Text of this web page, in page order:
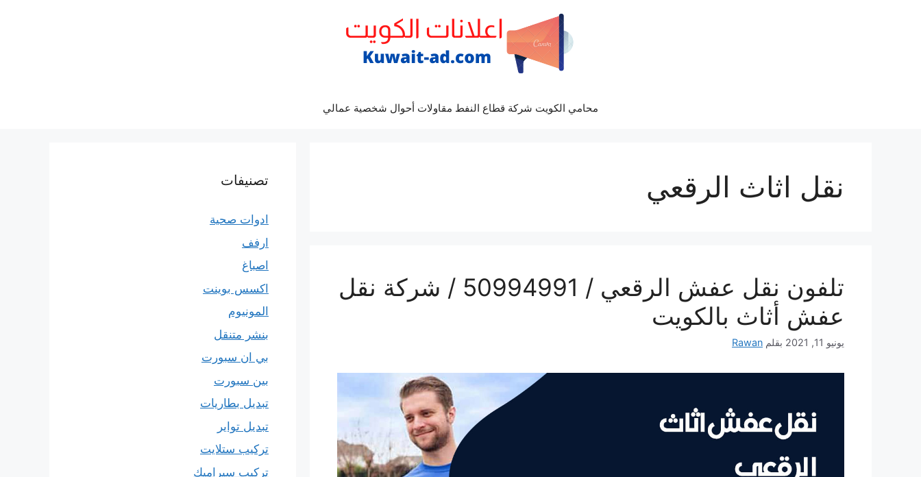
محامي الكويت شركة قطاع النفط مقاولات أحوال شخصية عمالي
نقل اثاث الرقعي
تلفون نقل عفش الرقعي / 50994991 / شركة نقل
عفش أثاث بالكويت
يونيو 11, 2021 بقلم Rawan
تصنيفات
ادوات صحية
ارفف
اصباغ
اكسس بوينت
المونيوم
بنشر متنقل
بي ان سبورت
بين سبورت
تبديل بطاريات
تبديل تواير
تركيب ستلايت
تركيب سيراميك